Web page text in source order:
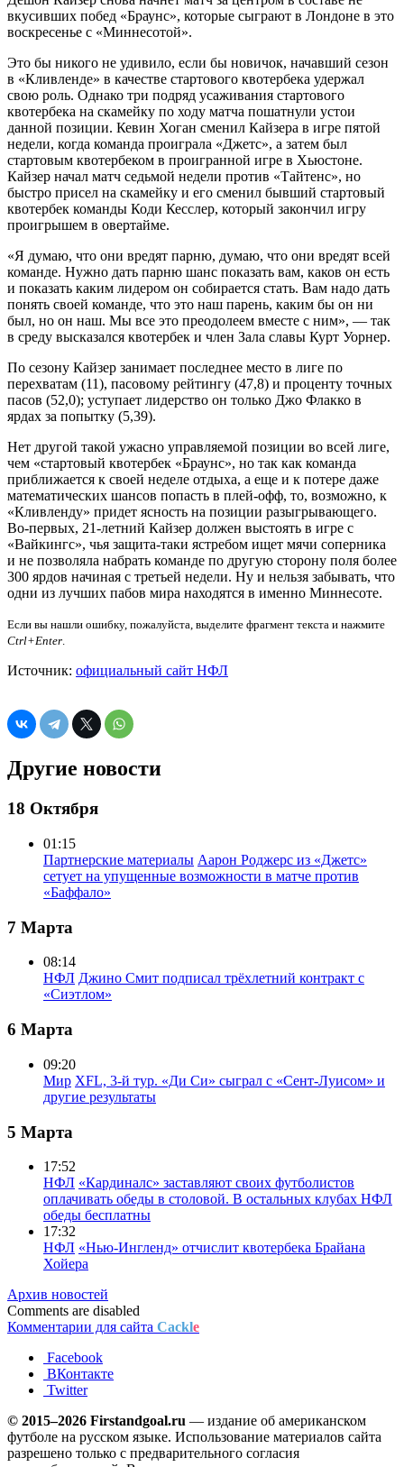
вкусивших побед «Браунс», которые сыграют в Лондоне в это
воскресенье с «Миннесотой».
Это бы никого не удивило, если бы новичок, начавший сезон
в «Кливленде» в качестве стартового квотербека удержал
свою роль. Однако три подряд усаживания стартового
квотербека на скамейку по ходу матча пошатнули устои
данной позиции. Кевин Хоган сменил Кайзера в игре пятой
недели, когда команда проиграла «Джетс», а затем был
стартовым квотербеком в проигранной игре в Хьюстоне.
Кайзер начал матч седьмой недели против «Тайтенс», но
быстро присел на скамейку и его сменил бывший стартовый
квотербек команды Коди Кесслер, который закончил игру
проигрышем в овертайме.
«Я думаю, что они вредят парню, думаю, что они вредят всей
команде. Нужно дать парню шанс показать вам, каков он есть
и показать каким лидером он собирается стать. Вам надо дать
понять своей команде, что это наш парень, каким бы он ни
был, но он наш. Мы все это преодолеем вместе с ним», — так
в среду высказался квотербек и член Зала славы Курт Уорнер.
По сезону Кайзер занимает последнее место в лиге по
перехватам (11), пасовому рейтингу (47,8) и проценту точных
пасов (52,0); уступает лидерство он только Джо Флакко в
ярдах за попытку (5,39).
Нет другой такой ужасно управляемой позиции во всей лиге,
чем «стартовый квотербек «Браунс», но так как команда
приближается к своей неделе отдыха, а еще и к потере даже
математических шансов попасть в плей-офф, то, возможно, к
«Кливленду» придет ясность на позиции разыгрывающего.
Во-первых, 21-летний Кайзер должен выстоять в игре с
«Вайкингс», чья защита-таки ястребом ищет мячи соперника
и не позволяла набрать команде по другую сторону поля более
300 ярдов начиная с третьей недели. Ну и нельзя забывать, что
одни из лучших пабов мира находятся в именно Миннесоте.
Если вы нашли ошибку, пожалуйста, выделите фрагмент текста и нажмите
Ctrl+Enter.
Источник: официальный сайт НФЛ
Другие новости
18 Октября
01:15
Партнерские материалы Аарон Роджерс из «Джетс»
сетует на упущенные возможности в матче против
«Баффало»
7 Марта
08:14
НФЛ Джино Смит подписал трёхлетний контракт с
«Сиэтлом»
6 Марта
09:20
Мир XFL, 3-й тур. «Ди Си» сыграл с «Сент-Луисом» и
другие результаты
5 Марта
17:52
НФЛ «Кардиналс» заставляют своих футболистов
оплачивать обеды в столовой. В остальных клубах НФЛ
обеды бесплатны
17:32
НФЛ «Нью-Ингленд» отчислит квотербека Брайана
Хойера
Архив новостей
Comments are disabled
Комментарии для сайта Cackle
Facebook
ВКонтакте
Twitter
© 2015–2026 Firstandgoal.ru — издание об американском
футболе на русском языке. Использование материалов cайта
разрешено только с предварительного согласия